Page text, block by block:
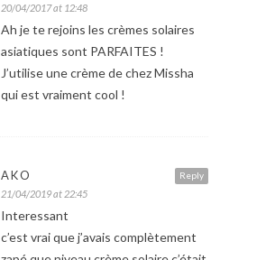
20/04/2017 at 12:48
Ah je te rejoins les crèmes solaires
asiatiques sont PARFAITES !
J’utilise une crème de chez Missha
qui est vraiment cool !
Reply
AKO
21/04/2019 at 22:45
Interessant
c’est vrai que j’avais complètement